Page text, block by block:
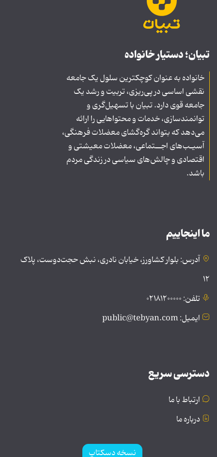
تبیان؛ دستیار خانواده
خانواده به عنوان کوچکترین سلول یک جامعه
نقشی اساسی در پی‌ریزی، تربیت و رشد یک
جامعه قوی دارد. تبیان با تسهیل‌گری و
توانمندسازی، خدمات و محتواهایی را ارائه
می‌دهد که بتواند گره‌گشای معضلات فرهنگی،
آسیـب‌های اجــتماعی، معضلات معیشتی و
اقتصادی و چالش‌های سیاسی در زندگی مردم
باشد.
ما اینجاییم
آدرس: بلوار کشاورز، خیابان نادری، نبش حجت‌دوست، پلاک
۱۲
تلفن: ۰۲۱۸۱۲۰۰۰۰۰
ایمیل: public@tebyan.com
دسترسی سریع
ارتباط با ما
درباره ما
نسخه دسکتاپ